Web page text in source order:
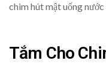
chim hút mật uống nước
Tắm Cho